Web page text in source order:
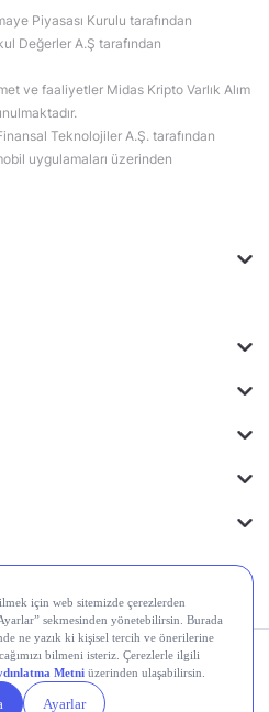
Piyasası Kurulu tarafından
Değerler A.Ş tarafından
ve faaliyetler Midas Kripto Varlık Alım
Teknolojiler A.Ş. tarafından
uygulamaları üzerinden
Yasal
Duyurular
Çerez